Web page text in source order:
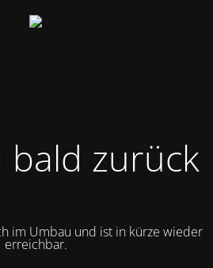
bald zurück
im Umbau und ist in kürze wieder
erreichbar.